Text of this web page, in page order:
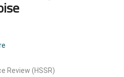
Review (HSSR)